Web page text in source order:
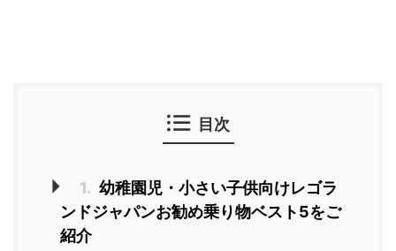
目次
1. 幼稚園児・小さい子供向けレゴラ
ンドジャパンお勧め乗り物ベスト5をご
紹介